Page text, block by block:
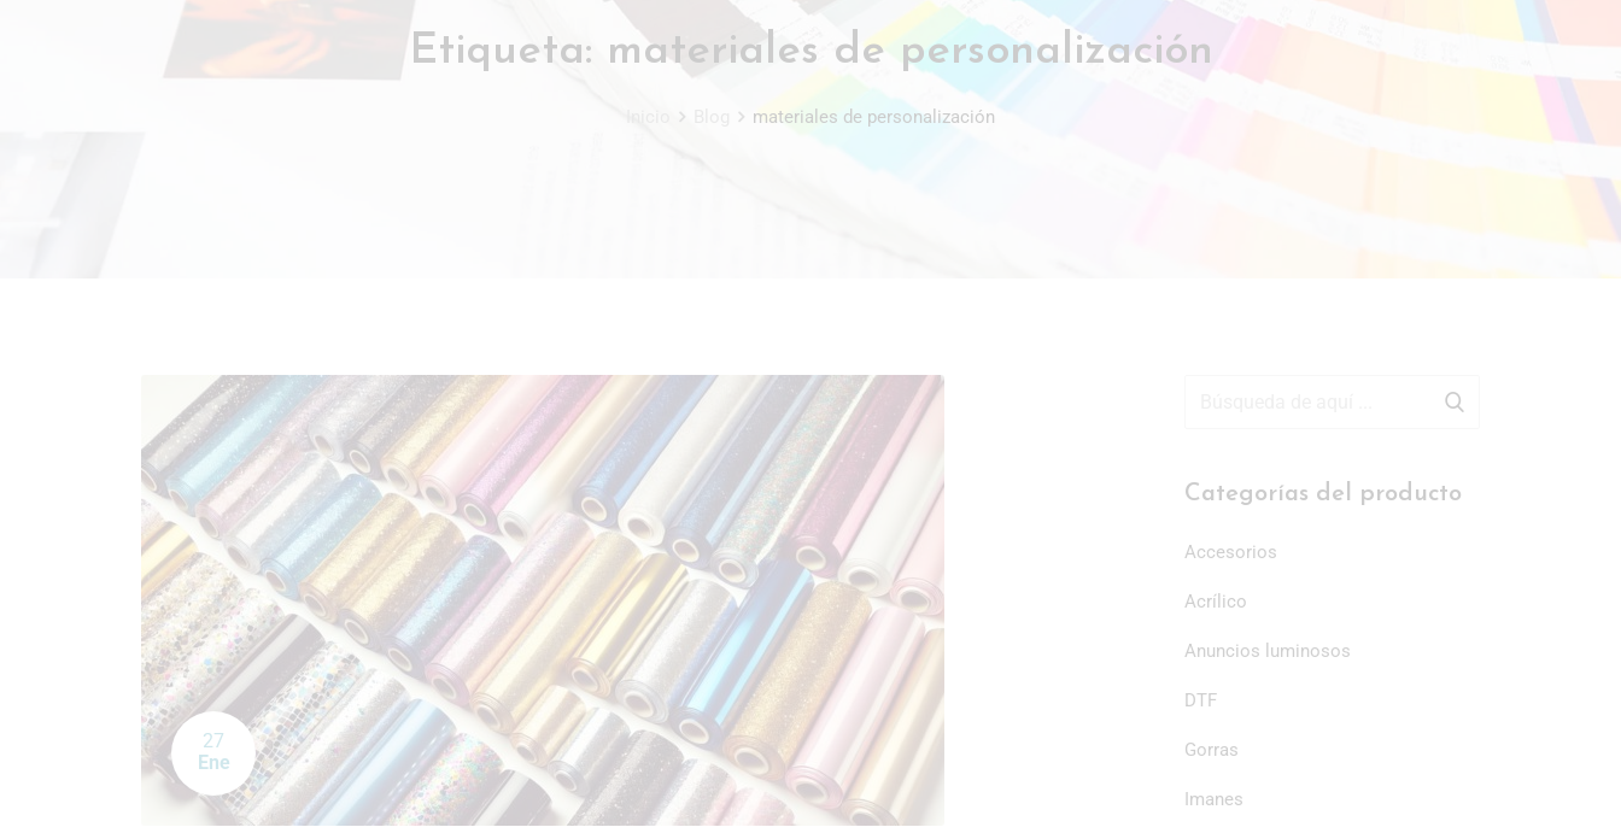
Etiqueta: materiales de personalización
materiales de personalización
27
Ene
Categorías del producto
Accesorios
Acrílico
Anuncios luminosos
DTF
Gorras
Imanes